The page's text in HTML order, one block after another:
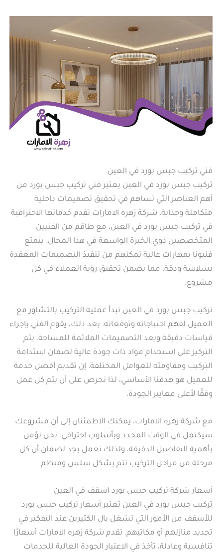
فني تركيب جبس بورد في العين
تركيب جبس بورد في العين يعتبر فني تركيب جبس بورد من
أهم العناصر التي تساهم في تحقيق تصميمات داخلية
متكاملة وجذابة. شركة زهره الامارات تقدم خدماتها الاحترافية
في تركيب جبس بورد في العين، مع طاقم من الفنيين
المتخصصين ذوي الخبرة الواسعة في هذا المجال. يتمتع
فنيونا بمهارات عالية تمكنهم من تنفيذ التصميمات المعقدة
بسلاسة ودقة، مما يضمن تحقيق رؤية العملاء في كل
مشروع.
تركيب جبس بورد في العين تبدأ عملية التركيب بالتشاور مع
العميل لفهم احتياجاته وتوقعاته. بعد ذلك، يقوم الفني بإجراء
قياسات دقيقة ويعد التصميمات الملائمة للمساحة. يتم
التركيز على استخدام مواد ذات جودة عالية لضمان استدامة
التركيب ومقاومته للعوامل المختلفة. إن تقديم أفضل خدمة
للعميل هو هدفنا الأساسي، لذا نحرص على أن يتم كل عمل
وفقًا لأعلى معايير الجودة.
مع شركة زهره الامارات، يمكنك الاطمئنان إلى أن مشروعك
سيكتمل في الوقت المحدد وبأسلوب احترافي. نحن نؤمن
بأهمية التفاصيل الدقيقة، ولذلك نعمل بجد لضمان أن كل
مرحلة من مراحل التركيب تتم بشكل سلس ومنظم.
أسعار شركة تركيب جبس بورد اسقف في العين
تركيب جبس بورد في العين تعتبر أسعار تركيب جبس بورد
للأسقف من الأمور التي تشغل بال الكثيرين عند التفكير في
تجديد منازلهم أو مكاتبهم. تقدم شركة زهره الامارات أسعارًا
تنافسية وعادلة، تأخذ في الاعتبار الجودة العالية للخدمات